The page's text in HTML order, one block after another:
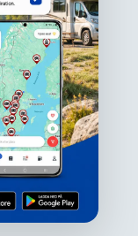
kunde
igen